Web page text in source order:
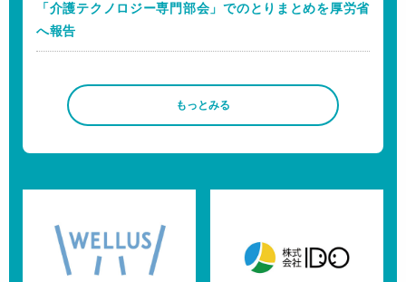
「介護テクノロジー専門部会」でのとりまとめを厚労省
へ報告
もっとみる